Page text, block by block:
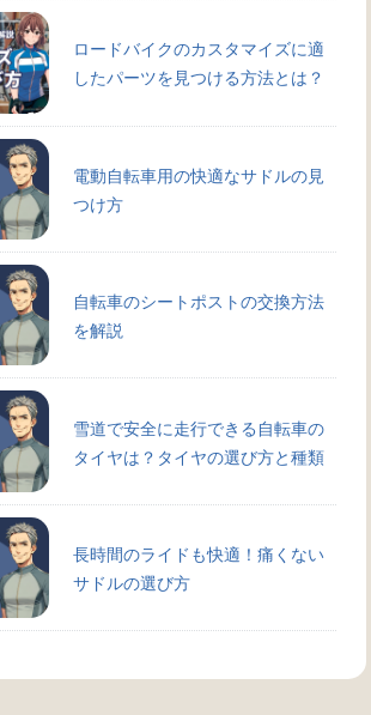
ロードバイクのカスタマイズに適
したパーツを見つける方法とは？
電動自転車用の快適なサドルの見
つけ方
自転車のシートポストの交換方法
を解説
雪道で安全に走行できる自転車の
タイヤは？タイヤの選び方と種類
長時間のライドも快適！痛くない
サドルの選び方